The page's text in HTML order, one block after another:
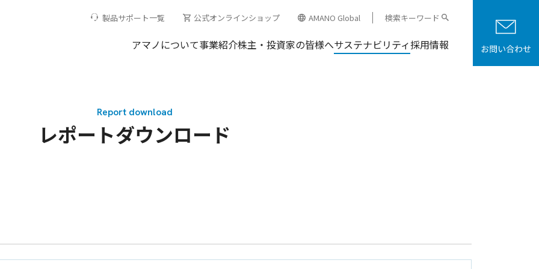
アマノについて事業紹介株主・投資家の皆様へサステナビリティ採用情報
製品サポート一覧 公式オンラインショップ AMANO Global 検索キーワード
Report download
レポートダウンロード